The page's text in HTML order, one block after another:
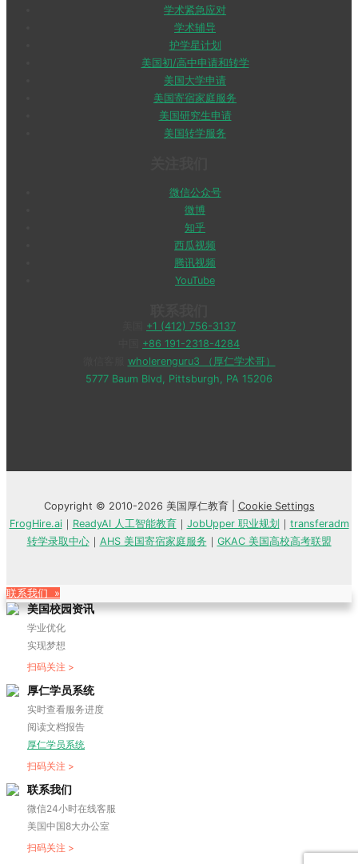
学术紧急应对
学术辅导
护学星计划
美国初/高中申请和转学
美国大学申请
美国寄宿家庭服务
美国研究生申请
美国转学服务
微信公众号
微博
知乎
西瓜视频
腾讯视频
YouTube
+1 (412) 756-3137
+86 191-2318-4284
wholerenguru3 （厚仁学术哥）
5777 Baum Blvd, Pittsburgh, PA 15206
Copyright © 2010-2026 美国厚仁教育 | Cookie Settings
FrogHire.ai｜ ReadyAI 人工智能教育｜ JobUpper 职业规划 ｜ transferadm
转学录取中心｜ AHS 美国寄宿家庭服务 ｜ GKAC 美国高校高考联盟
联系我们 »
美国校园资讯
学业优化
实现梦想
扫码关注 >
厚仁学员系统
实时查看服务进度
阅读文档报告
厚仁学员系统
扫码关注 >
联系我们
微信24小时在线客服
美国中国8大办公室
扫码关注 >